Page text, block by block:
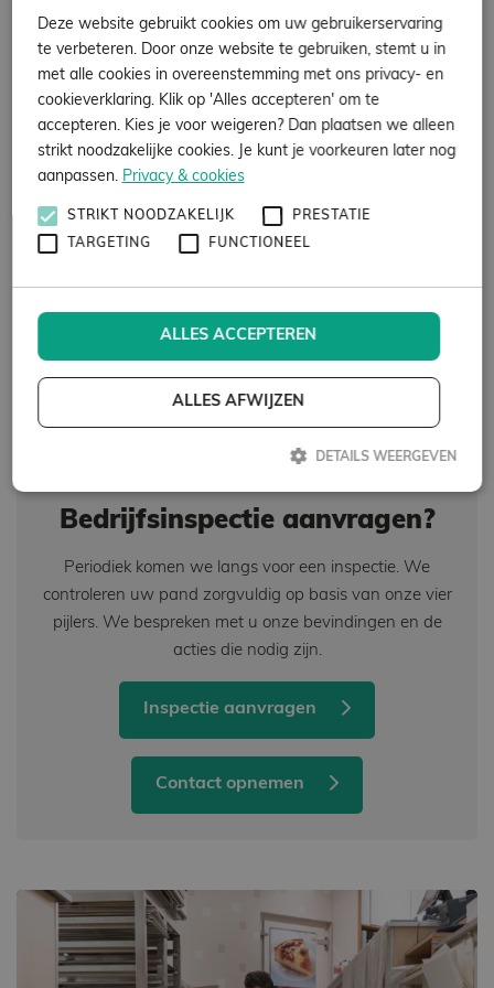
Landelijke dekking in NL
Hoge klanttevredenheid 9,0
Bel 088 - 888 86 26
Dekking door
Bedrijfsinspectie aanvragen?
Periodiek komen we langs voor een inspectie. We
controleren uw pand zorgvuldig op basis van onze vier
pijlers. We bespreken met u onze bevindingen en de
acties die nodig zijn.
Inspectie aanvragen
Contact opnemen
Deze website gebruikt cookies om uw gebruikerservaring
te verbeteren. Door onze website te gebruiken, stemt u in
met alle cookies in overeenstemming met ons privacy- en
cookieverklaring. Klik op 'Alles accepteren' om te
accepteren. Kies je voor weigeren? Dan plaatsen we alleen
strikt noodzakelijke cookies. Je kunt je voorkeuren later nog
aanpassen. Privacy & cookies
STRIKT NOODZAKELIJK PRESTATIE
TARGETING FUNCTIONEEL
ALLES ACCEPTEREN
ALLES AFWIJZEN
DETAILS WEERGEVEN
Strikt noodzakelijk Prestatie Targeting Functioneel
Strikt noodzakelijke cookies maken de kernfunctionaliteiten van de
website mogelijk, zoals gebruikersaanmelding en accountbeheer. De
website kan niet goed worden gebruikt zonder de strikt noodzakelijke
cookies.
Aanbieder /
_GRECAPTCHA
Google LLC
www.google.com
6 maanden
Naam Vervaldatum Omschrijving
Naam
Aanbieder /
Domein
Vervaldatum Omschrijving